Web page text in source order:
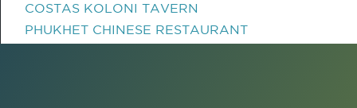
COSTAS KOLONI TAVERN
PHUKHET CHINESE RESTAURANT